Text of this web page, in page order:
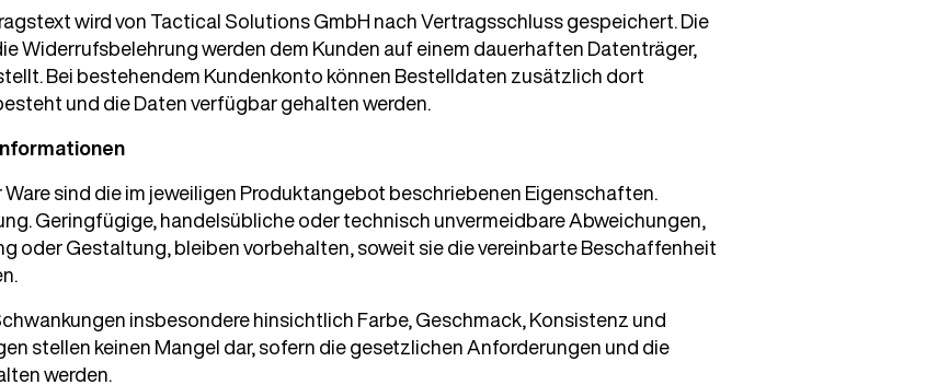
wird von Tactical Solutions GmbH nach Vertragsschluss gespeichert. Die
Widerrufsbelehrung werden dem Kunden auf einem dauerhaften Datenträger,
Bei bestehendem Kundenkonto können Bestelldaten zusätzlich dort
und die Daten verfügbar gehalten werden.
sind die im jeweiligen Produktangebot beschriebenen Eigenschaften.
Geringfügige, handelsübliche oder technisch unvermeidbare Abweichungen,
oder Gestaltung, bleiben vorbehalten, soweit sie die vereinbarte Beschaffenheit
insbesondere hinsichtlich Farbe, Geschmack, Konsistenz und
stellen keinen Mangel dar, sofern die gesetzlichen Anforderungen und die
werden.